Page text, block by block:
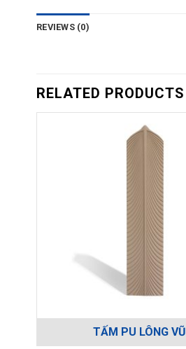
REVIEWS (0)
RELATED PRODUCTS
TẤM PU LÔNG VŨ